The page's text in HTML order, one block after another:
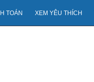
TOÁN XEM YÊU THÍCH